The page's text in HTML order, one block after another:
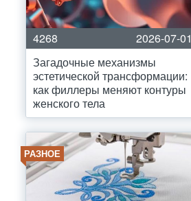
4268
2026-07-01
Загадочные механизмы
эстетической трансформации:
как филлеры меняют контуры
женского тела
РАЗНОЕ